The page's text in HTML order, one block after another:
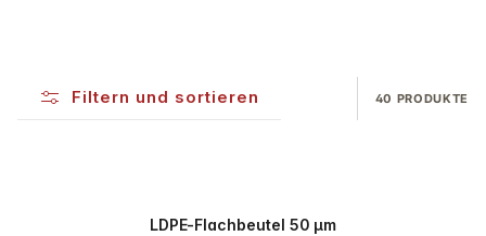
Filtern und sortieren 40 PRODUKTE
LDPE-Flachbeutel 50 µm